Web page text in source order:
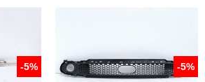
-5% -5%